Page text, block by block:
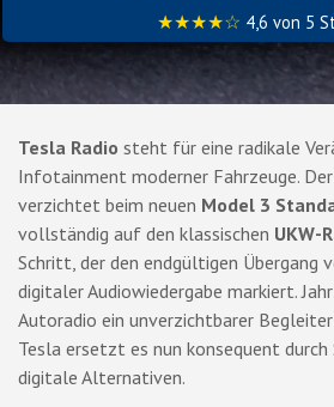
★★★★☆ 4,6 von 5
Tesla Radio steht für eine radikale
Infotainment moderner Fahrzeuge.
verzichtet beim neuen Model 3
vollständig auf den klassischen UKW-
Schritt, der den endgültigen Übergang
digitaler Audiowiedergabe markiert.
Autoradio ein unverzichtbarer
Tesla ersetzt es nun konsequent
digitale Alternativen.